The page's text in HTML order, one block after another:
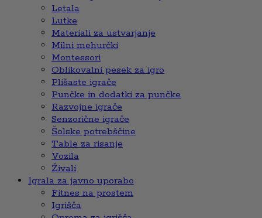
Letala
Lutke
Materiali za ustvarjanje
Milni mehurčki
Montessori
Oblikovalni pesek za igro
Plišaste igrače
Punčke in dodatki za punčke
Razvojne igrače
Senzorične igrače
Šolske potrebščine
Table za risanje
Vozila
Živali
Igrala za javno uporabo
Fitnes na prostem
Igrišča